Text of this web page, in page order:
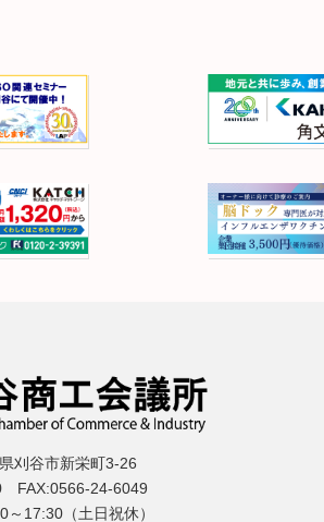
刈谷市新栄町3-26
FAX:0566-24-6049
17:30（土日祝休）